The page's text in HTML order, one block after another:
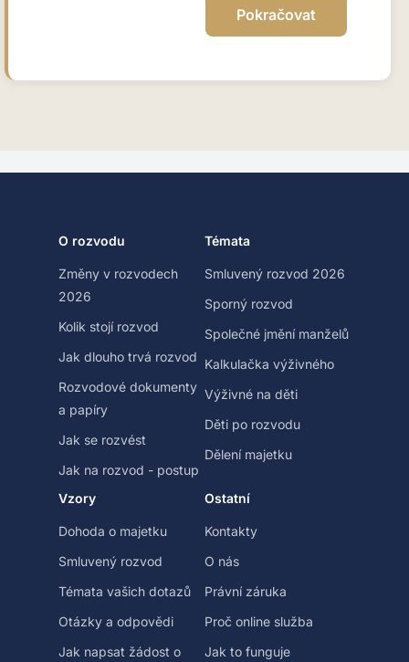
O rozvodu
Změny v rozvodech
2026
Kolik stojí rozvod
Jak dlouho trvá rozvod
Rozvodové dokumenty
a papíry
Jak se rozvést
Jak na rozvod - postup
Témata
Smluvený rozvod 2026
Sporný rozvod
Společné jmění manželů
Kalkulačka výživného
Výživné na děti
Děti po rozvodu
Dělení majetku
Vzory
Dohoda o majetku
Smluvený rozvod
Témata vašich dotazů
Otázky a odpovědi
Jak napsat žádost o
Ostatní
Kontakty
O nás
Právní záruka
Proč online služba
Jak to funguje